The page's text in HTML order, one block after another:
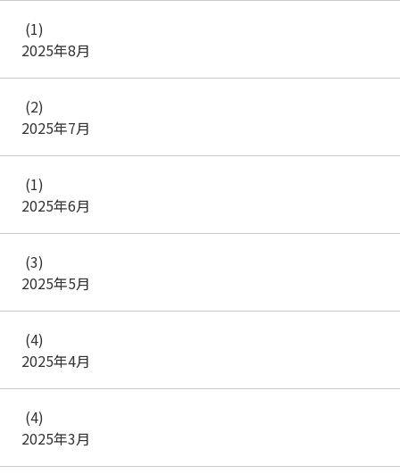
2025年8月
(1)
2025年7月
(2)
2025年6月
(1)
2025年5月
(3)
2025年4月
(4)
2025年3月
(4)